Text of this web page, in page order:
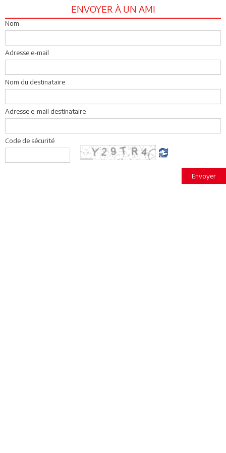
ENVOYER À UN AMI
Nom
Adresse e-mail
Nom du destinataire
Adresse e-mail destinataire
Code de sécurité
Envoyer